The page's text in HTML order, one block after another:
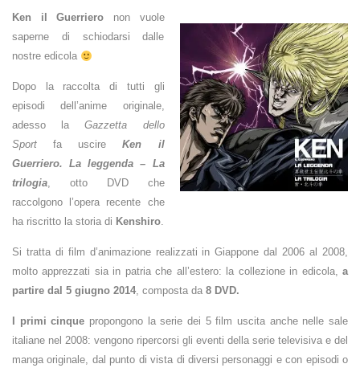
Ken il Guerriero non vuole
saperne di schiodarsi dalle
nostre edicola
Dopo la raccolta di tutti gli
episodi dell’anime originale,
adesso laGazzetta dello
Sport fa uscireKen il
Guerriero. La leggenda – La
trilogia, otto DVD che
raccolgono l’opera recente che
ha riscritto l a storia di Kenshiro.
Si tratta di film d’animazione realizzati in Giappone dal 2006 al 2008,
molto apprezzati sia in patria che all’estero: la collezione in edicola, a
partire dal 5 giugno 2014, composta da 8 DVD.
I primi cinque propongono laserie dei 5 film uscita anche nelle sale
italiane nel 2008: vengono ripercorsi gli eventi della serie televisiva e del
manga originale, dal punto di vista di diversi personaggi e con episodi o